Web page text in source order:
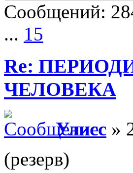
Сообщений:
... 15
Re:
ЧЕЛОВЕКА
Улисс »
(резерв)